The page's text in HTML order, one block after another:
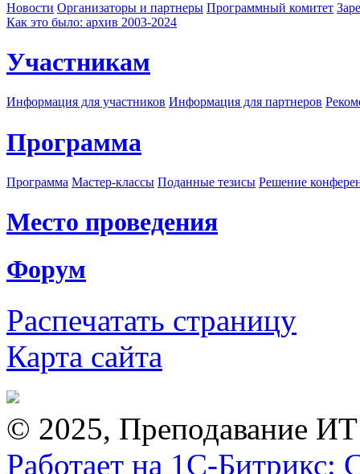
Новости Организаторы и партнеры Программный комитет
Как это было: архив 2003-2024
Участникам
Информация для участников Информация для партнеров
Программа
Программа Мастер-классы Поданные тезисы Решение
Место проведения
Форум
Распечатать страницу
Карта сайта
© 2025, Преподавание
Работает на 1С-Битрикс: